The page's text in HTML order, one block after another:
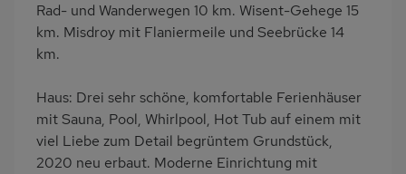
Herd (2 Platten)
Kühlschrank
Mikrowelle
Ruhige Lage
Freisitz im Garten
Wb/WC
freistehend
Internet
Seniorenfreundlich
Terrassenmöbel
Rad- und Wanderwegen 10 km. Wisent-Gehege 15
km. Misdroy mit Flaniermeile und Seebrücke 14
km.
Haus: Drei sehr schöne, komfortable Ferienhäuser
mit Sauna, Pool, Whirlpool, Hot Tub auf einem mit
viel Liebe zum Detail begrüntem Grundstück,
2020 neu erbaut. Moderne Einrichtung mit